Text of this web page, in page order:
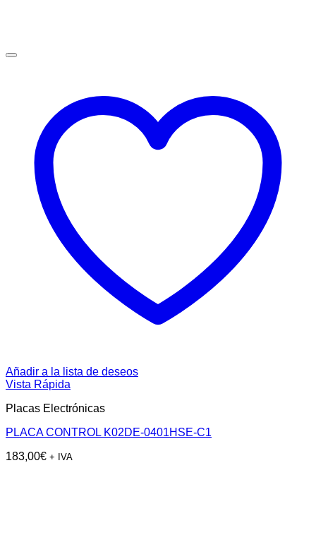
Añadir a la lista de deseos
Vista Rápida
Placas Electrónicas
PLACA CONTROL K02DE-0401HSE-C1
183,00€ + IVA